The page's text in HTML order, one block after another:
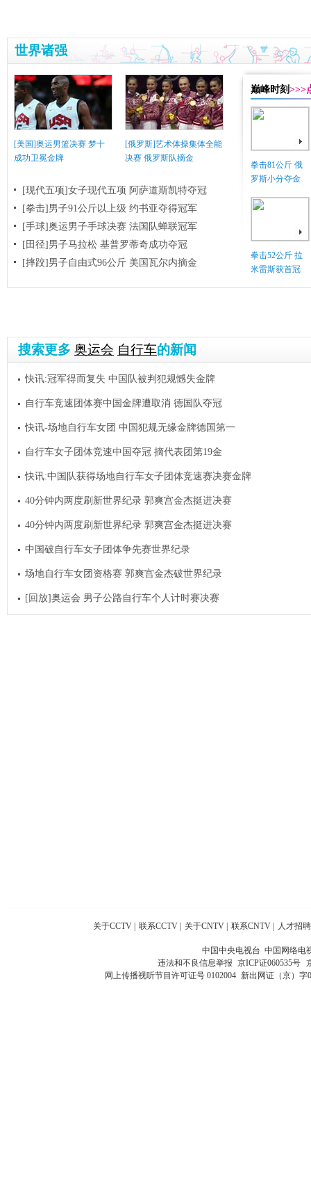
世界诸强
[美国]奥运男篮决赛 梦十
成功卫冕金牌
[俄罗斯]艺术体操集体全能
决赛 俄罗斯队摘金
[现代五项]女子现代五项 阿萨道斯凯特夺冠
[拳击]男子91公斤以上级 约书亚夺得冠军
[手球]奥运男子手球决赛 法国队蝉联冠军
[田径]男子马拉松 基普罗蒂奇成功夺冠
[摔跤]男子自由式96公斤 美国瓦尔内摘金
巅峰时刻>>>
拳击81公斤 俄
罗斯小分夺金
拳击52公斤 拉
米雷斯获首冠
搜索更多 奥运会 自行车的新闻
快讯:冠军得而复失 中国队被判犯规憾失金牌
自行车竞速团体赛中国金牌遭取消 德国队夺冠
快讯-场地自行车女团 中国犯规无缘金牌德国第一
自行车女子团体竞速中国夺冠 摘代表团第19金
快讯:中国队获得场地自行车女子团体竞速赛决赛金牌
40分钟内两度刷新世界纪录 郭爽宫金杰挺进决赛
40分钟内两度刷新世界纪录 郭爽宫金杰挺进决赛
中国破自行车女子团体争先赛世界纪录
场地自行车女团资格赛 郭爽宫金杰破世界纪录
[回放]奥运会 男子公路自行车个人计时赛决赛
关于CCTV 联系CCTV 关于CNTV 联系CNTV 人才招聘
中国中央电视台 中国网络电
违法和不良信息举报 京ICP证060535号
网上传播视听节目许可证号 0102004 新出网证（京）